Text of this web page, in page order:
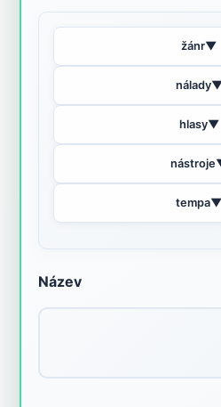
žánr▼
nálady
hlasy▼
nástroje
tempa▼
Název